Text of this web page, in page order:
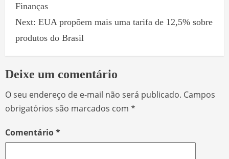
Finanças
Next: EUA propõem mais uma tarifa de 12,5% sobre
produtos do Brasil
Deixe um comentário
O seu endereço de e-mail não será publicado. Campos
obrigatórios são marcados com *
Comentário*